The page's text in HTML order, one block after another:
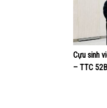
Cựu sinh
– TTC 52B